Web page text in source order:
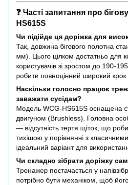
❓ Часті запитання про
HS615S
Чи підійде ця доріжка для
Так, довжина бігового полотна
мм). Цього цілком достатньо для
користувачів зі зростом до 190-
робити повноцінний широкий крок
Наскільки голосно працює
заважати сусідам?
Модель WCG-HS615S оснащена
двигуном (Brushless). Головна
— відсутність тертя щіток, що
тихішою у порівнянні з
ідеальний варіант для
Чи складно зібрати доріжку
Тренажер постачається у
потрібно бути механіком, щоб